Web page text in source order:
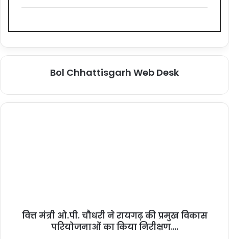
Bol Chhattisgarh Web Desk
वित्त मंत्री ओ.पी. चौधरी ने रायगढ़ की प्रमुख विकास
परियोजनाओं का किया निरीक्षण….